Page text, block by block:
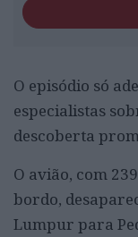
O episódio só
especialistas
descoberta
O avião, com
bordo,
Lumpur para